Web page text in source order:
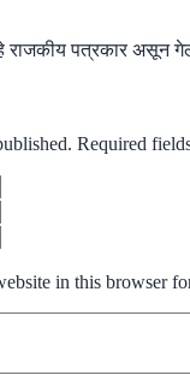
राजकीय पत्रकार असून
Required
in this browser